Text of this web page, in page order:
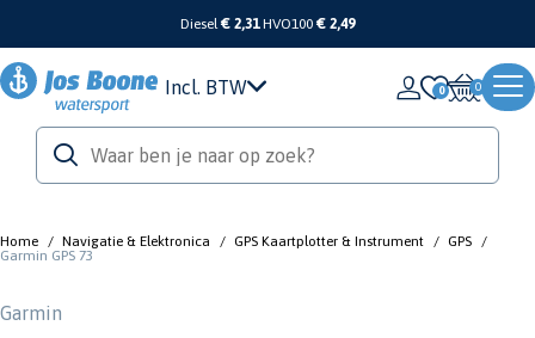
Diesel€ 2,31 HVO100 € 2,49
Incl. BTW 0
Home / Navigatie & Elektronica / GPS Kaartplotter & Instrument / GPS /
Garmin GPS 73
Garmin